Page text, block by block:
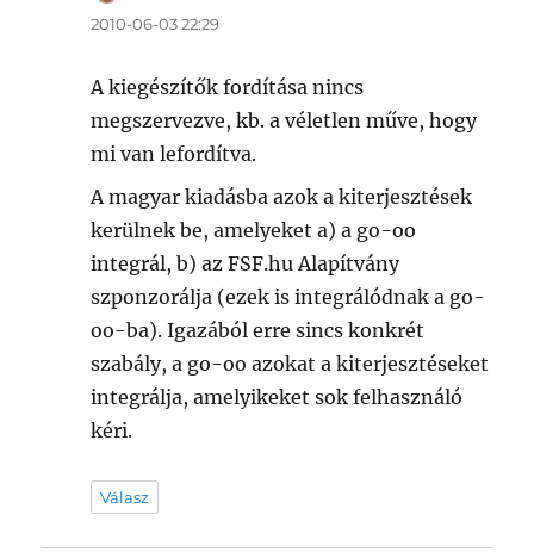
2010-06-03 22:29
A kiegészítők fordítása nincs
megszervezve, kb. a véletlen műve, hogy
mi van lefordítva.
A magyar kiadásba azok a kiterjesztések
kerülnek be, amelyeket a) a go-oo
integrál, b) az FSF.hu Alapítvány
szponzorálja (ezek is integrálódnak a go-
oo-ba). Igazából erre sincs konkrét
szabály, a go-oo azokat a kiterjesztéseket
integrálja, amelyikeket sok felhasználó
kéri.
Válasz